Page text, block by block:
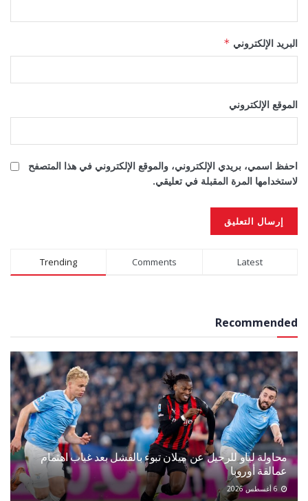
البريد الإلكتروني *
الموقع الإلكتروني
احفظ اسمي، بريدي الإلكتروني، والموقع الإلكتروني في هذا المتصفح
لاستخدامها المرة المقبلة في تعليقي.
Alternative:
Trending Comments Latest
Recommended
محاولة لياو للرحيل عن ميلان تبوء بالفشل بعد غياب اهتمام
عمالقة أوروبا
6 أغسطس 2026